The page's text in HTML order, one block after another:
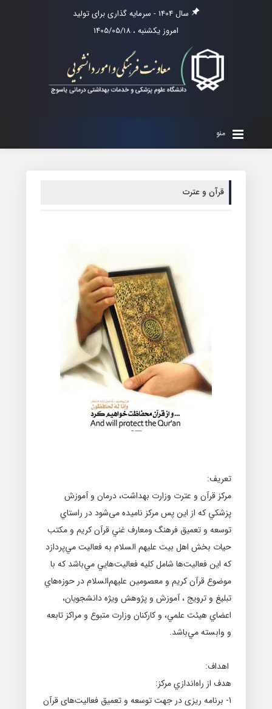
سال 1404 - سرمایه گذاری برای تولید
امروز یکشنبه ، 1405/05/18
منو
قرآن‌ و عترت
تعريف:
مركز قرآن و عترت وزارت بهداشت، درمان و آموزش
پزشكي که از این پس مرکز نامیده می‌شود در راستاي
توسعه و تعميق فرهنگ ومعارف غني قرآن كريم و مكتب
حيات بخش اهل بيت عليهم السلام به فعاليت مي‌پردازد
كه اين فعاليت‌ها شامل كليه فعاليت‌هايي مي‌باشد كه با
موضوع قرآن كريم و معصومين عليهم‌السلام در حوزه‌هاي
تبليغ و ترويج ، آموزش و پژوهش ويژه دانشجويان،
اعضاي هيئت علمي، و كاركنان وزارت متبوع و مراكز تابعه
و وابسته مي‌باشد.
اهداف:
هدف از راه‌اندازي مركز:
1- برنامه ریزی در جهت توسعه و تعميق فعاليت‌های قرآن